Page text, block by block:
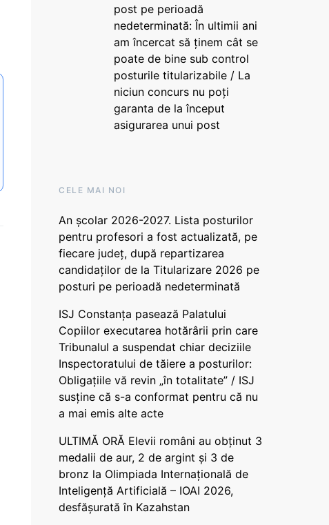
post pe perioadă
nedeterminată: În ultimii ani
am încercat să ținem cât se
poate de bine sub control
posturile titularizabile / La
niciun concurs nu poți
garanta de la început
asigurarea unui post
CELE MAI NOI
An școlar 2026-2027. Lista posturilor
pentru profesori a fost actualizată, pe
fiecare județ, după repartizarea
candidaților de la Titularizare 2026 pe
posturi pe perioadă nedeterminată
ISJ Constanța pasează Palatului
Copiilor executarea hotărârii prin care
Tribunalul a suspendat chiar deciziile
Inspectoratului de tăiere a posturilor:
Obligațiile vă revin „în totalitate” / ISJ
susține că s-a conformat pentru că nu
a mai emis alte acte
ULTIMĂ ORĂ Elevii români au obținut 3
medalii de aur, 2 de argint și 3 de
bronz la Olimpiada Internațională de
Inteligență Artificială – IOAI 2026,
desfășurată în Kazahstan